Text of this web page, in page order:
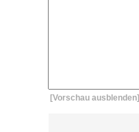
[Vorschau ausblenden]